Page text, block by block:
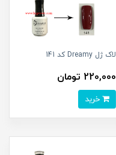
لاک ژل Dreamy کد 141
220,000 تومان